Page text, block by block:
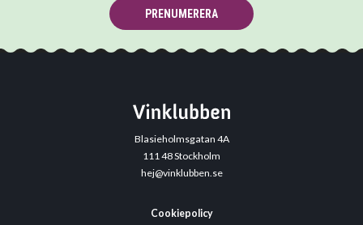
PRENUMERERA
Blasieholmsgatan 4A
111 48 Stockholm
hej@vinklubben.se
Cookiepolicy